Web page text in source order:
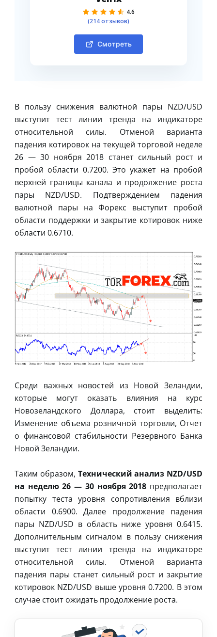
4.6
(214 отзывов)
Смотреть
В пользу снижения валютной пары NZD/USD
выступит тест линии тренда на индикаторе
относительной силы. Отменой варианта
падения котировок на текущей торговой неделе
26 — 30 ноября 2018 станет сильный рост и
пробой области 0.7200. Это укажет на пробой
верхней границы канала и продолжение роста
пары NZD/USD. Подтверждением падения
валютной пары на Форекс выступит пробой
области поддержки и закрытие котировок ниже
области 0.6710.
Среди важных новостей из Новой Зеландии,
которые могут оказать влияния на курс
Новозеландского Доллара, стоит выделить:
Изменение объема розничной торговли, Отчет
о финансовой стабильности Резервного Банка
Новой Зеландии.
Таким образом, Технический анализ NZD/USD
на неделю 26 — 30 ноября 2018 предполагает
попытку теста уровня сопротивления вблизи
области 0.6900. Далее продолжение падения
пары NZD/USD в область ниже уровня 0.6415.
Дополнительным сигналом в пользу снижения
выступит тест линии тренда на индикаторе
относительной силы. Отменой варианта
падения пары станет сильный рост и закрытие
котировок NZD/USD выше уровня 0.7200. В этом
случае стоит ожидать продолжение роста.